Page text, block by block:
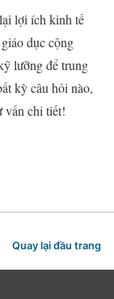
lợi ích kinh tế
dục cộng
lưỡng để trung
kỳ câu hỏi nào,
vấn chi tiết!
Quay lại đầu trang